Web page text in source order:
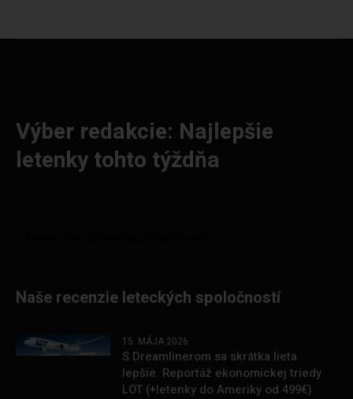
Výber redakcie: Najlepšie
letenky tohto týždňa
Naše recenzie leteckých spoločností
15. MÁJA 2026
S Dreamlinerom sa skrátka lieta
lepšie. Reportáž ekonomickej triedy
LOT (+letenky do Ameriky od 499€)